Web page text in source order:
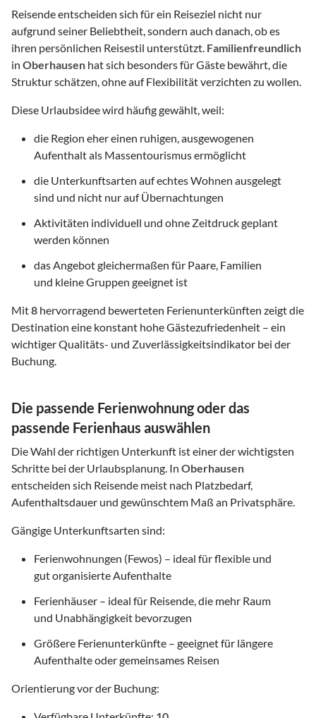
Reisende entscheiden sich für ein Reiseziel nicht nur
aufgrund seiner Beliebtheit, sondern auch danach, ob es
ihren persönlichen Reisestil unterstützt. Familienfreundlich
in Oberhausen hat sich besonders für Gäste bewährt, die
Struktur schätzen, ohne auf Flexibilität verzichten zu wollen.
Diese Urlaubsidee wird häufig gewählt, weil:
die Region eher einen ruhigen, ausgewogenen
Aufenthalt als Massentourismus ermöglicht
die Unterkunftsarten auf echtes Wohnen ausgelegt
sind und nicht nur auf Übernachtungen
Aktivitäten individuell und ohne Zeitdruck geplant
werden können
das Angebot gleichermaßen für Paare, Familien
und kleine Gruppen geeignet ist
Mit8 hervorragend bewerteten Ferienunterkünften zeigt die
Destination eine konstant hohe Gästezufriedenheit – ein
wichtiger Qualitäts- und Zuverlässigkeitsindikator bei der
Buchung.
Die passende Ferienwohnung oder das
passende Ferienhaus auswählen
Die Wahl der richtigen Unterkunft ist einer der wichtigsten
Schritte bei der Urlaubsplanung. In Oberhausen
entscheiden sich Reisende meist nach Platzbedarf,
Aufenthaltsdauer und gewünschtem Maß an Privatsphäre.
Gängige Unterkunftsarten sind:
Ferienwohnungen (Fewos) – ideal für flexible und
gut organisierte Aufenthalte
Ferienhäuser – ideal für Reisende, die mehr Raum
und Unabhängigkeit bevorzugen
Größere Ferienunterkünfte – geeignet für längere
Aufenthalte oder gemeinsames Reisen
Orientierung vor der Buchung: